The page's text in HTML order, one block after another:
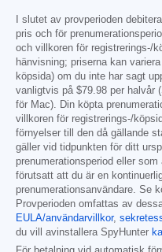
I slutet av provperioden
pris och för
och villkoren för registrerings-/
hänvisning; priserna kan
köpsida) om du inte har sagt
vanligtvis på $79.98 per halvår
för Mac). Din köpta
villkoren för registrerings-/
förnyelser till den då gällande
gäller vid tidpunkten för ditt
prenumerationsperiod eller
förutsatt att du är en
prenumerationsanvändare. Se
Provperioden omfattas av
EULA/användarvillkor,
du vill avinstallera SpyHunter